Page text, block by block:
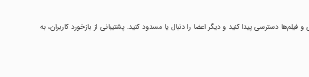
فیلم‌ها دسترسی پیدا کنید و دیگر اعضا را دنبال یا مسدود کنید. پشتیبانی از بازخورد کاربران، به